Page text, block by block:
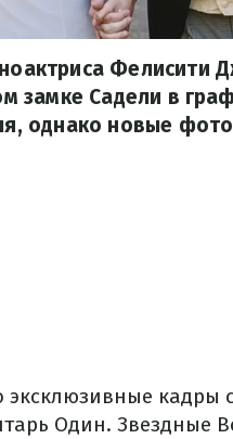
Фелисити
замке Садели в
однако новые
эксклюзивные кадры
Один. Звездные